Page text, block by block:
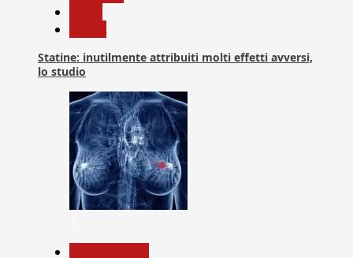
Statine: inutilmente attribuiti molti effetti avversi,
lo studio